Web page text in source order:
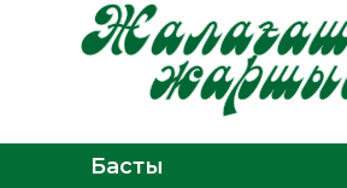
Басты